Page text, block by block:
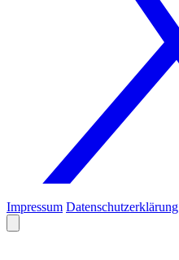
Impressum Datenschutzerklärung